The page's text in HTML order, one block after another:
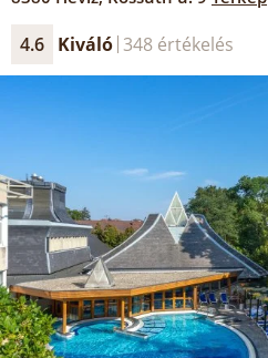
4.6 Kiváló 348 értékelés